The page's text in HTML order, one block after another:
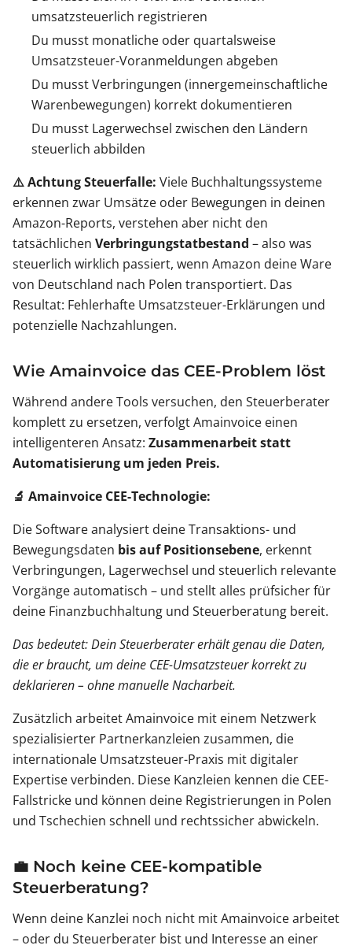
umsatzsteuerlich registrieren
Du musst monatliche oder quartalsweise
Umsatzsteuer-Voranmeldungen abgeben
Du musst Verbringungen (innergemeinschaftliche
Warenbewegungen) korrekt dokumentieren
Du musst Lagerwechsel zwischen den Ländern
steuerlich abbilden
⚠️ Achtung Steuerfalle: Viele Buchhaltungssysteme
erkennen zwar Umsätze oder Bewegungen in deinen
Amazon-Reports, verstehen aber nicht den
tatsächlichen Verbringungstatbestand – also was
steuerlich wirklich passiert, wenn Amazon deine Ware
von Deutschland nach Polen transportiert. Das
Resultat: Fehlerhafte Umsatzsteuer-Erklärungen und
potenzielle Nachzahlungen.
Wie Amainvoice das CEE-Problem löst
Während andere Tools versuchen, den Steuerberater
komplett zu ersetzen, verfolgt Amainvoice einen
intelligenteren Ansatz: Zusammenarbeit statt
Automatisierung um jeden Preis.
🔬 Amainvoice CEE-Technologie:
Die Software analysiert deine Transaktions- und
Bewegungsdaten bis auf Positionsebene, erkennt
Verbringungen, Lagerwechsel und steuerlich relevante
Vorgänge automatisch – und stellt alles prüfsicher für
deine Finanzbuchhaltung und Steuerberatung bereit.
Das bedeutet: Dein Steuerberater erhält genau die Daten,
die er braucht, um deine CEE-Umsatzsteuer korrekt zu
deklarieren – ohne manuelle Nacharbeit.
Zusätzlich arbeitet Amainvoice mit einem Netzwerk
spezialisierter Partnerkanzleien zusammen, die
internationale Umsatzsteuer-Praxis mit digitaler
Expertise verbinden. Diese Kanzleien kennen die CEE-
Fallstricke und können deine Registrierungen in Polen
und Tschechien schnell und rechtssicher abwickeln.
💼 Noch keine CEE-kompatible
Steuerberatung?
Wenn deine Kanzlei noch nicht mit Amainvoice arbeitet
– oder du Steuerberater bist und Interesse an einer